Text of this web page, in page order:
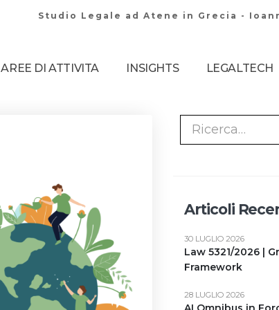
Studio Legale ad Atene in Grecia -
AREE DI ATTIVITA INSIGHTS LEGALTECH
Articoli
Law 5321/2026 |
Framework
30 LUGLIO 2026
28 LUGLIO 2026